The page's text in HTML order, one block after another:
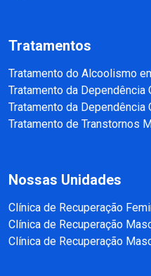
Tratamentos
Tratamento do Alcoolismo
Tratamento da Dependência
Tratamento da Dependência
Tratamento de Transtornos
Nossas Unidades
Clínica de Recuperação
Clínica de Recuperação
Clínica de Recuperação